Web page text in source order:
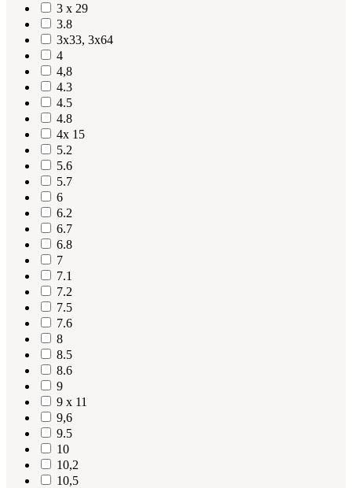
3 x 29
3.8
3x33, 3x64
4
4,8
4.3
4.5
4.8
4x 15
5.2
5.6
5.7
6
6.2
6.7
6.8
7
7.1
7.2
7.5
7.6
8
8.5
8.6
9
9 x 11
9,6
9.5
10
10,2
10,5